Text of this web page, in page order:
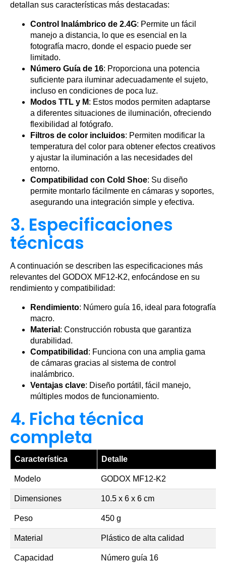
detallan sus características más destacadas:
Control Inalámbrico de 2.4G: Permite un fácil
manejo a distancia, lo que es esencial en la
fotografía macro, donde el espacio puede ser
limitado.
Número Guía de 16: Proporciona una potencia
suficiente para iluminar adecuadamente el sujeto,
incluso en condiciones de poca luz.
Modos TTL y M: Estos modos permiten adaptarse
a diferentes situaciones de iluminación, ofreciendo
flexibilidad al fotógrafo.
Filtros de color incluidos: Permiten modificar la
temperatura del color para obtener efectos creativos
y ajustar la iluminación a las necesidades del
entorno.
Compatibilidad con Cold Shoe: Su diseño
permite montarlo fácilmente en cámaras y soportes,
asegurando una integración simple y efectiva.
3. Especificaciones
técnicas
A continuación se describen las especificaciones más
relevantes del GODOX MF12-K2, enfocándose en su
rendimiento y compatibilidad:
Rendimiento: Número guía 16, ideal para fotografía
macro.
Material : Construcción robusta que garantiza
durabilidad.
Compatibilidad : Funciona con una amplia gama
de cámaras gracias al sistema de control
inalámbrico.
Ventajas clave: Diseño portátil, fácil manejo,
múltiples modos de funcionamiento.
4. Ficha técnica
completa
Característica Detalle
Modelo GODOX MF12-K2
Dimensiones 10.5 x 6 x 6 cm
Peso 450 g
Material Plástico de alta calidad
Capacidad Número guía 16